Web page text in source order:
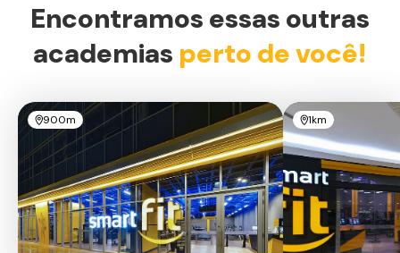
Encontramos essas outras
academias perto de você!
900m 1km